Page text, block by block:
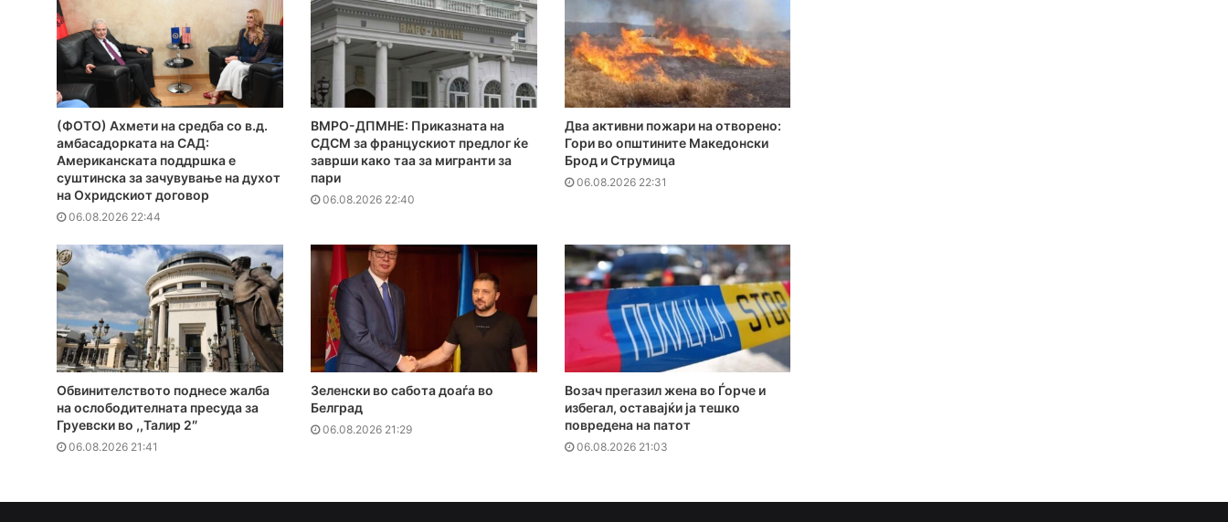
(ФОТО) Ахмети на средба со в.д.
амбасадорката на САД:
Американската поддршка е
суштинска за зачувување на духот
на Охридскиот договор
06.08.2026 22:44
ВМРО-ДПМНЕ: Приказната на
СДСМ за францускиот предлог ќе
заврши како таа за мигранти за
пари
06.08.2026 22:40
Два активни пожари на отворено:
Гори во општините Македонски
Брод и Струмица
06.08.2026 22:31
Обвинителството поднесе жалба
на ослободителната пресуда за
Груевски во ,,Талир 2″
06.08.2026 21:41
Зеленски во сабота доаѓа во
Белград
06.08.2026 21:29
Возач прегазил жена во Ѓорче и
избегал, оставајќи ја тешко
повредена на патот
06.08.2026 21:03